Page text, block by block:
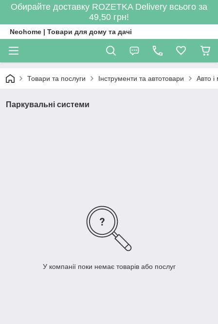
Обирайте доставку ROZETKA Delivery всього за
49,50 грн!
Neohome | Товари для дому та дачі
Товари та послуги Інструменти та автотовари Авто і
Паркувальні системи
У компанії поки немає товарів або послуг